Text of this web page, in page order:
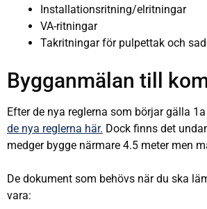
Installationsritning/elritningar
VA-ritningar
Takritningar för pulpettak och
Bygganmälan till
Efter de nya reglerna som börjar gälla
de nya reglerna här. Dock finns det
medger bygge närmare 4.5 meter men
De dokument som behövs när du ska
vara: